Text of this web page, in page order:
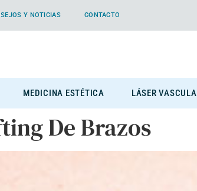
Y NOTICIAS CONTACTO
MEDICINA ESTÉTICA LÁSER
De Brazos